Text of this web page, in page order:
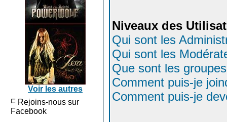
Voir les autres
Rejoins-nous sur
Facebook
Niveaux des
Qui sont les
Qui sont les
Que sont les
Comment puis-je
Comment puis-je